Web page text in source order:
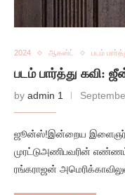
2024 ஆகஸ்ட் படம்
படம் பார்த்து கவி:
by admin 1
ஜூன்ஸ்!இன்றைய
முரட்டுஅணிபவரின்
ரங்கராஜன்